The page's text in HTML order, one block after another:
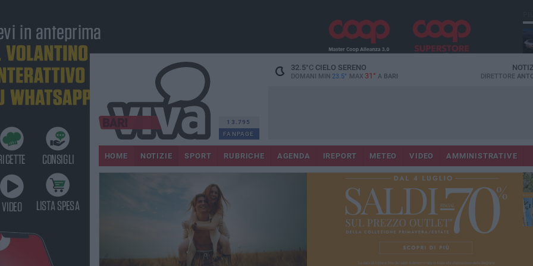
13.795
FANPAGE
32.5°CCIELO SERENO
DOMANI MIN 23.5° MAX 31° A BARI DIRETTORE
HOME NOTIZIE SPORT RUBRICHE AGENDA IREPORT METEO VIDEO AMMINISTRATIVE